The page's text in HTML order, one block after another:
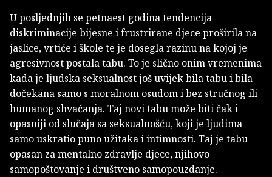
U posljednjih se petnaest godina tendencija
diskriminacije bijesne i frustrirane djece proširila na
jaslice, vrtiće i škole te je dosegla razinu na kojoj je
agresivnost postala tabu. To je slično onim vremenima
kada je ljudska seksualnost još uvijek bila tabu i bila
dočekana samo s moralnom osudom i bez stručnog ili
humanog shvaćanja. Taj novi tabu može biti čak i
opasniji od slučaja sa seksualnošću, koji je ljudima
samo uskratio puno užitaka i intimnosti. Taj je tabu
opasan za mentalno zdravlje djece, njihovo
samopoštovanje i društveno samopouzdanje.